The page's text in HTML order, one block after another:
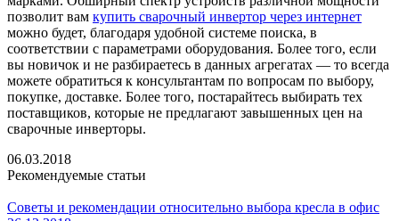
позволит вам купить сварочный инвертор через интернет
можно будет, благодаря удобной системе поиска, в
соответствии с параметрами оборудования. Более того, если
вы новичок и не разбираетесь в данных агрегатах — то всегда
можете обратиться к консультантам по вопросам по выбору,
покупке, доставке. Более того, постарайтесь выбирать тех
поставщиков, которые не предлагают завышенных цен на
сварочные инверторы.
06.03.2018
Рекомендуемые статьи
Советы и рекомендации относительно выбора кресла в офис